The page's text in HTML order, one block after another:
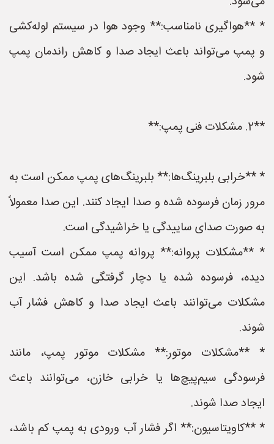
* **هواگیری نامناسب:** وجود هوا در سیستم لوله‌کشی
و پمپ می‌تواند باعث ایجاد صدا و کاهش راندمان پمپ
شود.
**2. مشکلات فنی پمپ:**
* **خرابی بلبرینگ‌ها:** بلبرینگ‌های پمپ ممکن است به
مرور زمان فرسوده شده و صدا ایجاد کنند. این صدا معمولاً
به صورت صدای ساییدگی یا خراشیدگی است.
* **مشکلات پروانه:** پروانه پمپ ممکن است آسیب
دیده، فرسوده شده یا دچار گرفتگی شده باشد. این
مشکلات می‌توانند باعث ایجاد صدا و کاهش فشار آب
شوند.
* **مشکلات موتور:** مشکلات موتور پمپ، مانند
فرسودگی سیم‌پیچ‌ها یا خرابی خازن، می‌توانند باعث
ایجاد صدا شوند.
* **کاویتاسیون:** اگر فشار آب ورودی به پمپ کم باشد،